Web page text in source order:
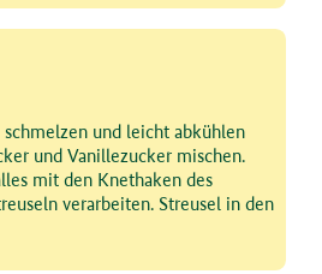
und leicht abkühlen
und Vanillezucker mischen.
mit den Knethaken des
verarbeiten. Streusel in den